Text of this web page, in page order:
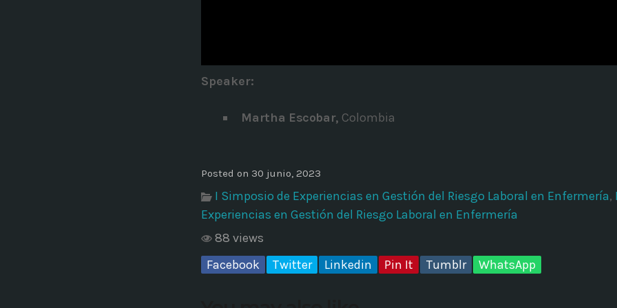
Noticia de personal salud 5
Time
Speaker:
Martha Escobar, Colombia
Posted on 30 junio, 2023
I Simposio de Experiencias en Gestión del Riesgo Laboral en Enfermería,
Experiencias en Gestión del Riesgo Laboral en Enfermería
88 views
Facebook
Twitter Linkedin Pin It Tumblr WhatsApp